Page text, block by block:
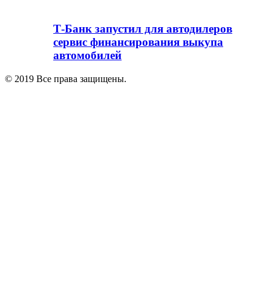
Т-Банк запустил для автодилеров
сервис финансирования выкупа
автомобилей
© 2019 Все права защищены.